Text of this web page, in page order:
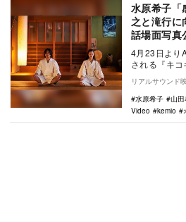
水原希子
之と滝行に
話場面写真
4月23日より
される『キ
告編が公開
リアルサウンド
水原希子
山田
Video
kemio